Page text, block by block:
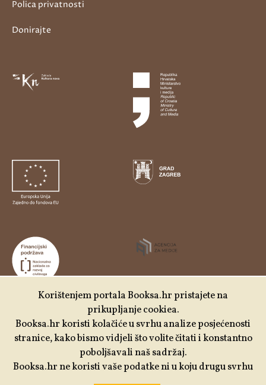
Udruga Kulturtreger je korisnik institucionalne podrške
Nacionalne zaklade za razvoj civilnoga društva za
stabilizaciju i/ili razvoj udruge u području demokratizacije i
društvenog razvoja.
Polica privatnosti
Donirajte
Korištenjem portala Booksa.hr pristajete na
prikupljanje cookiea.
Booksa.hr koristi kolačiće u svrhu analize posjećenosti
stranice, kako bismo vidjeli što volite čitati i konstantno
poboljšavali naš sadržaj.
Booksa.hr ne koristi vaše podatke ni u koju drugu svrhu